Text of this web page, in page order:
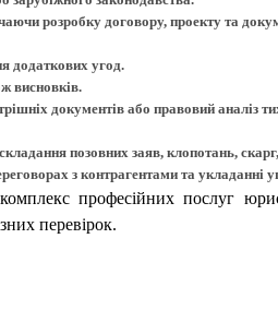
розробку договору, проекту та
додаткових угод.
висновків.
документів або правовий аналіз
позовних заяв, клопотань, скарг,
з контрагентами та укладанні
професійних послуг
перевірок.